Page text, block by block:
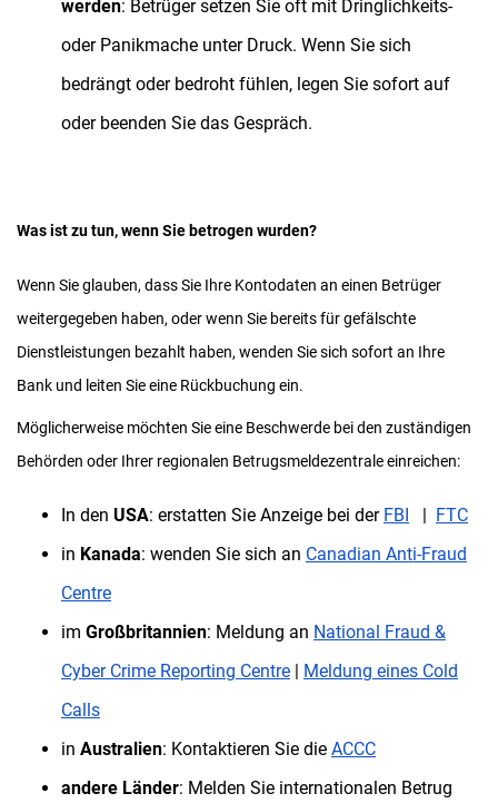
werden: Betrüger setzen Sie oft mit Dringlichkeits-
oder Panikmache unter Druck. Wenn Sie sich
bedrängt oder bedroht fühlen, legen Sie sofort auf
oder beenden Sie das Gespräch.
Was ist zu tun, wenn Sie betrogen wurden?
Wenn Sie glauben, dass Sie Ihre Kontodaten an einen Betrüger
weitergegeben haben, oder wenn Sie bereits für gefälschte
Dienstleistungen bezahlt haben, wenden Sie sich sofort an Ihre
Bank und leiten Sie eine Rückbuchung ein.
Möglicherweise möchten Sie eine Beschwerde bei den zuständigen
Behörden oder Ihrer regionalen Betrugsmeldezentrale einreichen:
In den USA: erstatten Sie Anzeige bei der FBI | FTC
in Kanada: wenden Sie sich an Canadian Anti-Fraud
Centre
im Großbritannien: Meldung an National Fraud &
Cyber Crime Reporting Centre | Meldung eines Cold
Calls
in Australien: Kontaktieren Sie die ACCC
andere Länder: Melden Sie internationalen Betrug